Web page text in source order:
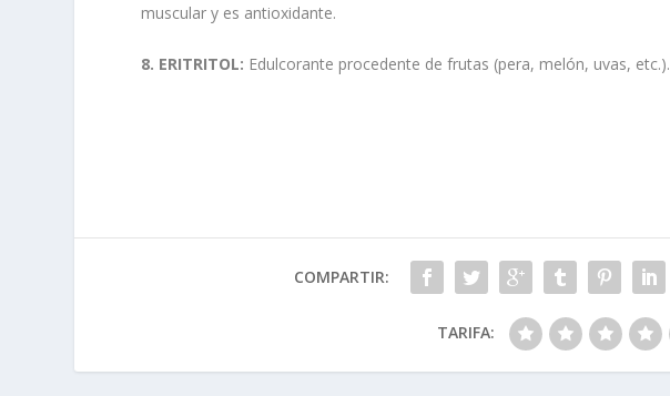
muscular y es antioxidante.
8. ERITRITOL: Edulcorante procedente de frutas (pera, melón, uvas, etc.).
COMPARTIR:
TARIFA: